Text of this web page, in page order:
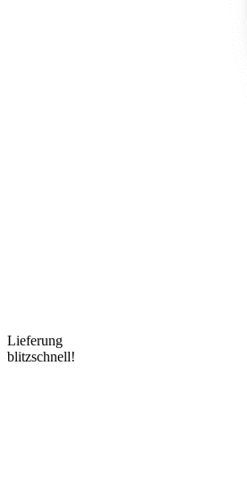
Lieferung
blitzschnell!